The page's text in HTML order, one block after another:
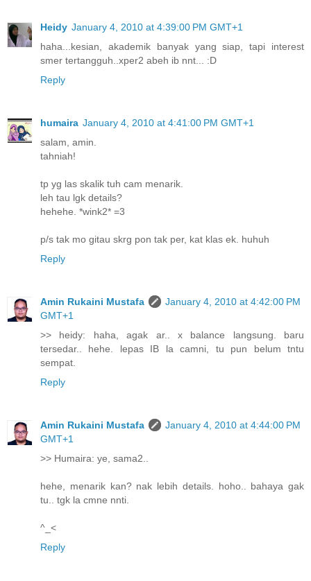
Heidy January 4, 2010 at 4:39:00 PM GMT+1
haha...kesian, akademik banyak yang siap, tapi interest
smer tertangguh..xper2 abeh ib nnt... :D
Reply
humaira January 4, 2010 at 4:41:00 PM GMT+1
salam, amin.
tahniah!
tp yg las skalik tuh cam menarik.
leh tau lgk details?
hehehe. *wink2* =3
p/s tak mo gitau skrg pon tak per, kat klas ek. huhuh
Reply
Amin Rukaini Mustafa
January 4, 2010 at 4:42:00 PM
GMT+1
>> heidy: haha, agak ar.. x balance langsung. baru
tersedar.. hehe. lepas IB la camni, tu pun belum tntu
sempat.
Reply
Amin Rukaini Mustafa
January 4, 2010 at 4:44:00 PM
GMT+1
>> Humaira: ye, sama2..
hehe, menarik kan? nak lebih details. hoho.. bahaya gak
tu.. tgk la cmne nnti.
^_<
Reply